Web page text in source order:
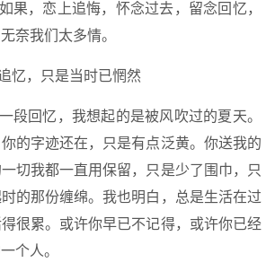
果，恋上追悔，怀念过去，留念回忆，
奈我们太多情。
忆，只是当时已惘然
段回忆，我想起的是被风吹过的夏天。
的字迹还在，只是有点泛黄。你送我的
切我都一直用保留，只是少了围巾，只
的那份缠绵。我也明白，总是生活在过
很累。或许你早已不记得，或许你已经
个人。